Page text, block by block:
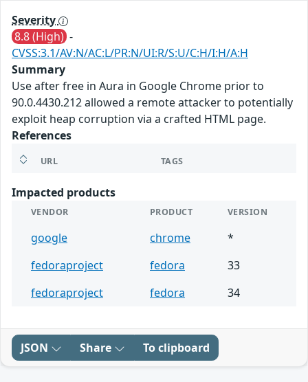
Severity
8.8 (High) -
CVSS:3.1/AV:N/AC:L/PR:N/UI:R/S:U/C:H/I:H/A:H
Summary
Use after free in Aura in Google Chrome prior to
90.0.4430.212 allowed a remote attacker to potentially
exploit heap corruption via a crafted HTML page.
References
URL TAGS
Impacted products
VENDOR PRODUCT VERSION
google chrome
*
fedoraproject
fedora
33
fedoraproject
fedora 34
JSON Share To clipboard